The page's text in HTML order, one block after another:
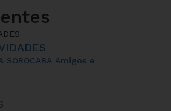
SOROCABA Amigos e